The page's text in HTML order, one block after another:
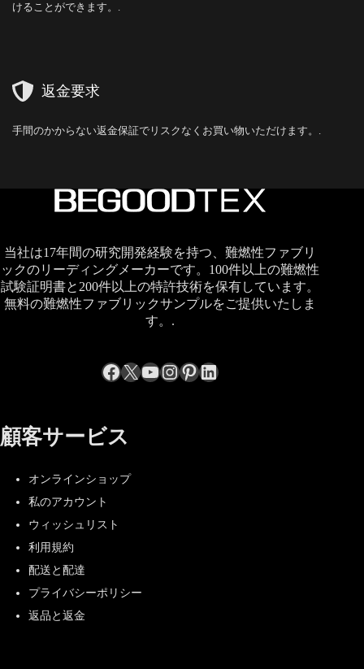
けることができます。.
返金要求
手間のかからない返金保証でリスクなくお買い物いただけます。.
当社は17年間の研究開発経験を持つ、難燃性ファブリ
ックのリーディングメーカーです。100件以上の難燃性
試験証明書と200件以上の特許技術を保有しています。
無料の難燃性ファブリックサンプルをご提供いたしま
す。.
Facebook
X YouTube
Instagram
Pinterest
LinkedIn
顧客サービス
オンラインショップ
私のアカウント
ウィッシュリスト
利用規約
配送と配達
プライバシーポリシー
返品と返金